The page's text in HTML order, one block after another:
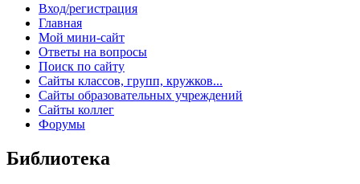
Вход/регистрация
Главная
Мой мини-сайт
Ответы на вопросы
Поиск по сайту
Сайты классов, групп, кружков...
Сайты образовательных учреждений
Сайты коллег
Форумы
Библиотека